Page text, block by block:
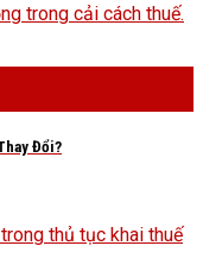
trong cải cách thuế.
Đổi?
thủ tục khai thuế